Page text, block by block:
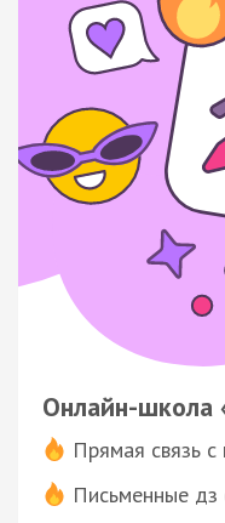
Онлайн-школа
Прямая связь
Письменные дз